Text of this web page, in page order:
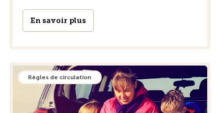
En savoir plus
Règles de circulation